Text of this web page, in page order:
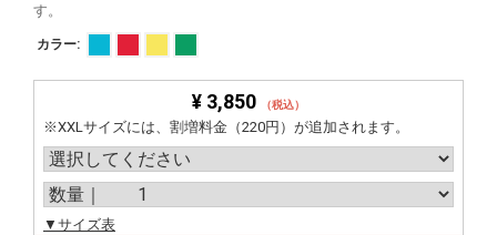
す。
カラー:
¥ 3,850 （税込）
※XXLサイズには、割増料金（220円）が追加されます。
▼サイズ表